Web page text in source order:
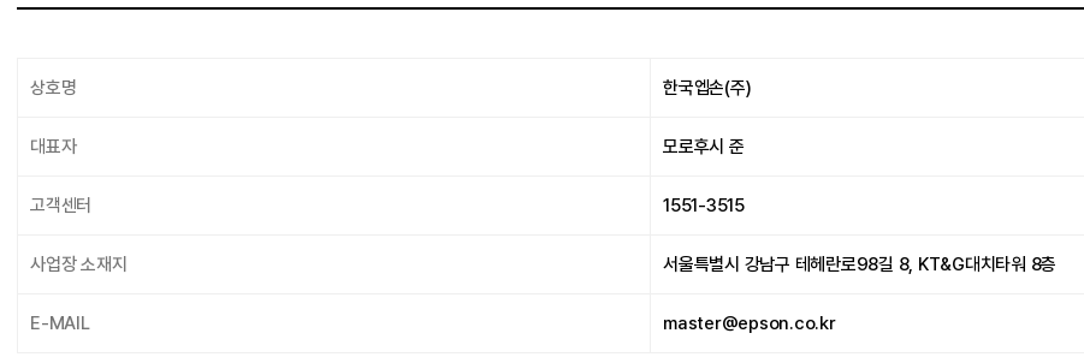
상호명 한국엡손(주)
대표자 모로후시 준
고객센터 1551-3515
사업장 소재지 서울특별시 강남구 테헤란로98길 8, KT&G대치타워 8층
E-MAIL master@epson.co.kr